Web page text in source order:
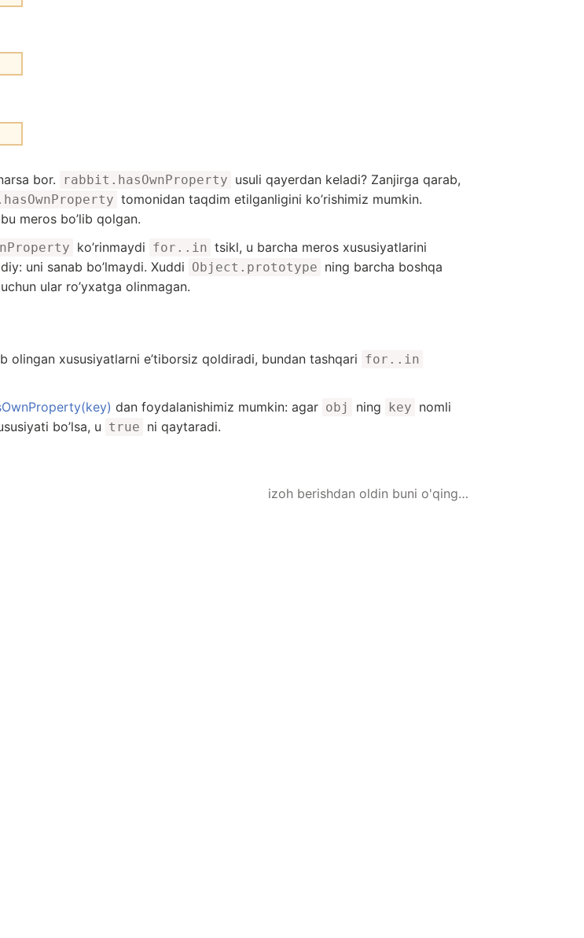
bor. rabbit.hasOwnProperty usuli qayerdan keladi? Zanjirga qarab,
tomonidan taqdim etilganligini ko’rishimiz mumkin.
meros bo’lib qolgan.
ko’rinmaydi for..in tsikl, u barcha meros xususiyatlarini
uni sanab bo’lmaydi. Xuddi Object.prototype ning barcha boshqa
ular ro’yxatga olinmagan.
olingan xususiyatlarni e’tiborsiz qoldiradi, bundan tashqari for..in
dan foydalanishimiz mumkin: agar obj ning key nomli
bo’lsa, u true ni qaytaradi.
izoh berishdan oldin buni o'qing…